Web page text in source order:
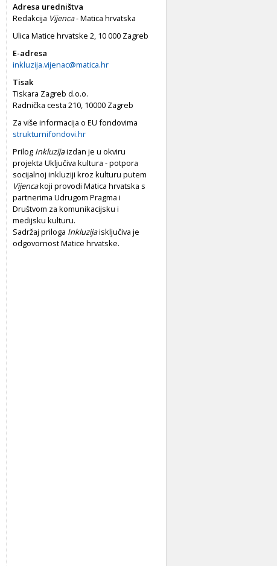
Adresa uredništva
Redakcija Vijenca- Matica hrvatska
Ulica Matice hrvatske 2, 10 000 Zagreb
E-adresa
inkluzija.vijenac@matica.hr
Tisak
Tiskara Zagreb d.o.o.
Radnička cesta 210, 10000 Zagreb
Za više informacija o EU fondovima
strukturnifondovi.hr
Prilog Inkluzijaizdan je u okviru
projekta Uključiva kultura - potpora
socijalnoj inkluziji kroz kulturu putem
Vijencakoji provodi Matica hrvatska s
partnerima Udrugom Pragma i
Društvom za komunikacijsku i
medijsku kulturu.
Sadržaj priloga Inkluzijaisključiva je
odgovornost Matice hrvatske.